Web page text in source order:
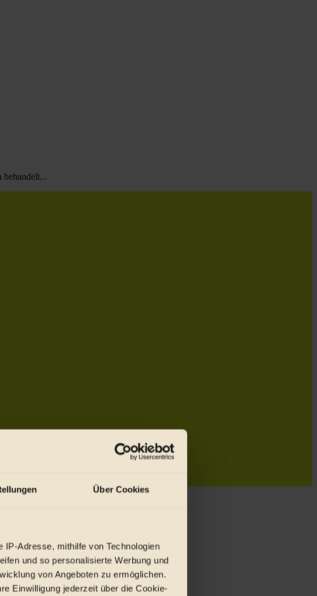
Über Cookies
Adresse, mithilfe von Technologien
und so personalisierte Werbung und
von Angeboten zu ermöglichen.
Einwilligung jederzeit über die Cookie-